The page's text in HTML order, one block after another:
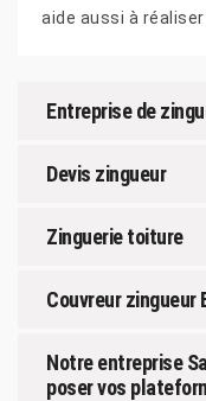
aide aussi à
Entreprise de
Devis zingueur
Zinguerie toiture
Couvreur zingueur
Notre entreprise
poser vos